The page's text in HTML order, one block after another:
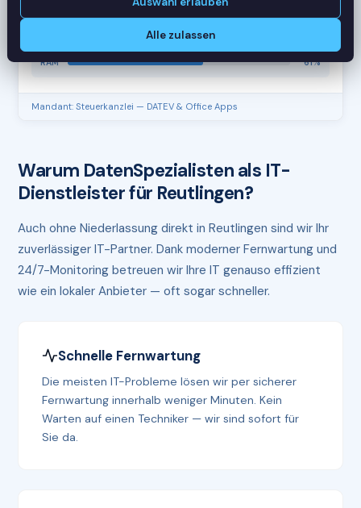
CPU
45%
RAM
61%
Mandant: Steuerkanzlei — DATEV & Office Apps
Warum DatenSpezialisten als IT-
Dienstleister für Reutlingen?
Auch ohne Niederlassung direkt in Reutlingen sind wir Ihr
zuverlässiger IT-Partner. Dank moderner Fernwartung und
24/7-Monitoring betreuen wir Ihre IT genauso effizient
wie ein lokaler Anbieter — oft sogar schneller.
Schnelle Fernwartung
Die meisten IT-Probleme lösen wir per sicherer
Fernwartung innerhalb weniger Minuten. Kein
Warten auf einen Techniker — wir sind sofort für
Sie da.
Alle zulassen